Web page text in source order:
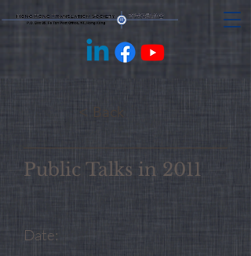
< Back
Public Talks in 2011
Date: